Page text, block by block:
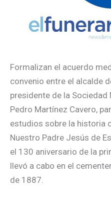
Formalizan el acuerdo
convenio entre el alcalde
presidente de la
Pedro Martínez Cavero,
estudios sobre la historia
Nuestro Padre Jesús de
el 130 aniversario de la
llevó a cabo en el
de 1887.